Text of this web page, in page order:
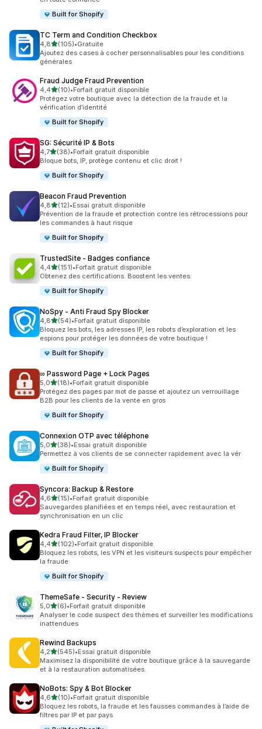
Built for Shopify
TC Term and Condition Checkbox
4,8étoile(s) sur 5
(105)
105 avis au total
•Gratuite
Ajoutez des cases à cocher personnalisables pour les conditions
générales
Fraud Judge Fraud Prevention
4,4étoile(s) sur 5
(10)
10 avis au total
•Forfait gratuit disponible
Protégez votre boutique avec la détection de la fraude et la
vérification d’identité
Built for Shopify
SG: Sécurité IP & Bots
4,7étoile(s) sur 5
(38)
38 avis au total
•Forfait gratuit disponible
Bloque bots, IP, protège contenu et clic droit !
Built for Shopify
Beacon Fraud Prevention
4,8étoile(s) sur 5
(12)
12 avis au total
•Essai gratuit disponible
Prévention de la fraude et protection contre les rétrocessions pour
les commandes à haut risque
Built for Shopify
TrustedSite ‑ Badges confiance
4,4étoile(s) sur 5
(151)
151 avis au total
•Forfait gratuit disponible
Obtenez des certifications. Boostent les ventes.
Built for Shopify
NoSpy ‑ Anti Fraud Spy Blocker
4,8étoile(s) sur 5
(54)
54 avis au total
•Forfait gratuit disponible
Bloquez les bots, les adresses IP, les robots d’exploration et les
espions pour protéger les données de votre boutique !
Built for Shopify
∞ Password Page + Lock Pages
5,0étoile(s) sur 5
(18)
18 avis au total
•Forfait gratuit disponible
Protégez des pages par mot de passe et ajoutez un verrouillage
B2B pour les clients de la vente en gros
Built for Shopify
Connexion OTP avec téléphone
5,0étoile(s) sur 5
(38)
38 avis au total
•Essai gratuit disponible
Permettez à vos clients de se connecter rapidement avec la vér
Built for Shopify
Syncora: Backup & Restore
4,6étoile(s) sur 5
(15)
15 avis au total
•Forfait gratuit disponible
Sauvegardes planifiées et en temps réel, avec restauration et
synchronisation en un clic
Kedra Fraud Filter, IP Blocker
4,4étoile(s) sur 5
(102)
102 avis au total
•Forfait gratuit disponible
Bloquez les robots, les VPN et les visiteurs suspects pour empêcher
la fraude
Built for Shopify
ThemeSafe ‑ Security ‑ Review
5,0étoile(s) sur 5
(6)
6 avis au total
•Forfait gratuit disponible
Analyser le code suspect des thèmes et surveiller les modifications
inattendues
Rewind Backups
4,2étoile(s) sur 5
(545)
545 avis au total
•Essai gratuit disponible
Maximisez la disponibilité de votre boutique grâce à la sauvegarde
et à la restauration automatisées.
NoBots: Spy & Bot Blocker
4,6étoile(s) sur 5
(10)
10 avis au total
•Forfait gratuit disponible
Bloquez les robots, la fraude et les fausses commandes à l’aide de
filtres par IP et par pays